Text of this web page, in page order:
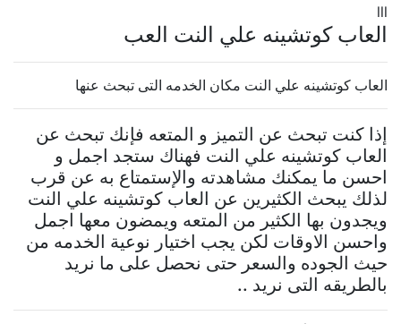
العاب كوتشينه علي النت العب
العاب كوتشينه علي النت مكان الخدمه التى تبحث عنها
إذا كنت تبحث عن التميز و المتعه فإنك تبحث عن
العاب كوتشينه علي النت فهناك ستجد اجمل و
احسن ما يمكنك مشاهدته والإستمتاع به عن قرب
لذلك يبحث الكثيرين عن العاب كوتشينه علي النت
ويجدون بها الكثير من المتعه ويمضون معها اجمل
واحسن الاوقات لكن يجب اختيار نوعية الخدمه من
حيث الجوده والسعر حتى نحصل على ما نريد
بالطريقه التى نريد ..